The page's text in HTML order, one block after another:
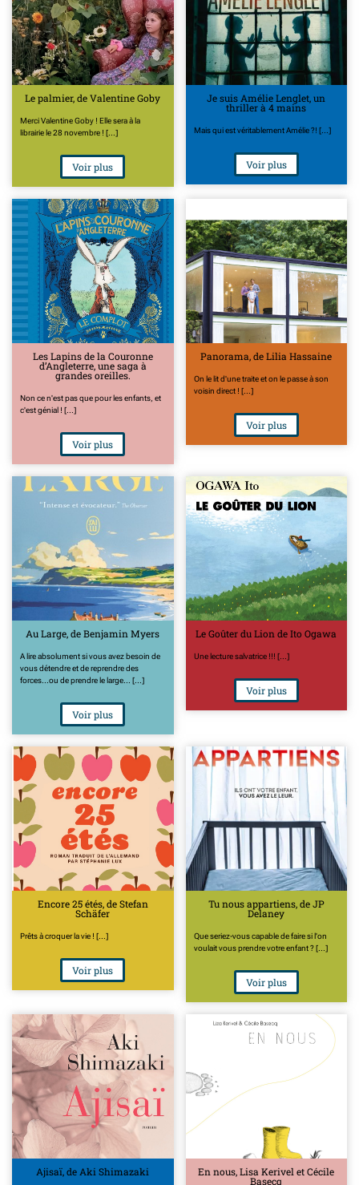
Le palmier, de Valentine Goby
Merci Valentine Goby ! Elle sera à la
librairie le 28 novembre ! [...]
Voir plus
Je suis Amélie Lenglet, un
thriller à 4 mains
Mais qui est véritablement Amélie ?! [...]
Voir plus
Les Lapins de la Couronne
d’Angleterre, une saga à
grandes oreilles.
Non ce n'est pas que pour les enfants, et
c'est génial ! [...]
Voir plus
Panorama, de Lilia Hassaine
On le lit d'une traite et on le passe à son
voisin direct ! [...]
Voir plus
Au Large, de Benjamin Myers
A lire absolument si vous avez besoin de
vous détendre et de reprendre des
forces...ou de prendre le large... [...]
Voir plus
Le Goûter du Lion de Ito Ogawa
Une lecture salvatrice !!! [...]
Voir plus
Encore 25 étés, de Stefan
Schäfer
Prêts à croquer la vie ! [...]
Voir plus
Tu nous appartiens, de JP
Delaney
Que seriez-vous capable de faire si l'on
voulait vous prendre votre enfant ? [...]
Voir plus
Ajisaï, de Aki Shimazaki En nous, Lisa Kerivel et Cécile
Basecq